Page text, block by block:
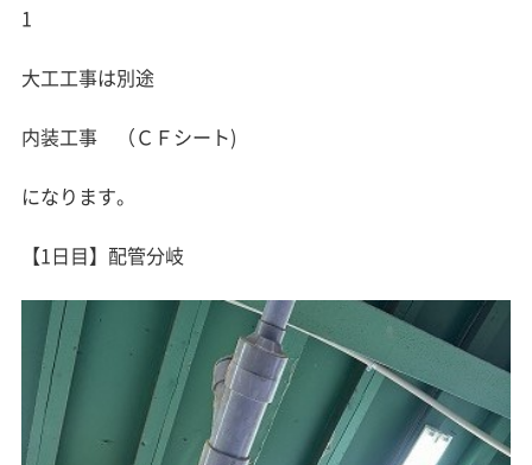
1
大工工事は別途
内装工事 （ＣＦシート)
になります。
【1日目】配管分岐